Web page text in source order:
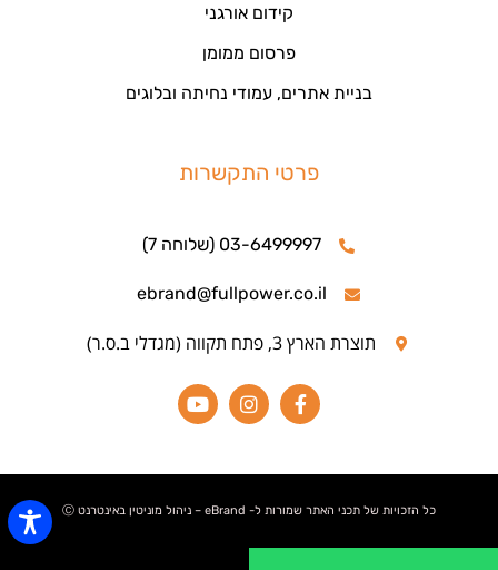
קידום אורגני
פרסום ממומן
בניית אתרים, עמודי נחיתה ובלוגים
פרטי התקשרות
03-6499997 (שלוחה 7)
ebrand@fullpower.co.il
תוצרת הארץ 3, פתח תקווה (מגדלי ב.ס.ר)
כל הזכויות של תכני האתר שמורות ל- eBrand – ניהול מוניטין באינטרנט Ⓒ